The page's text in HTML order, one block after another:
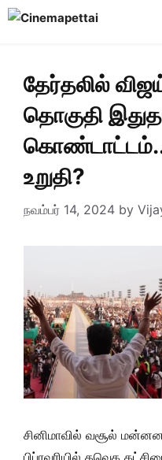
Skip
தேர்தலில்
தொகுதி
உறுதி?
நவம்பர் 14, 2024 by
சினிமாவில் வசூல்
பிப்ரவரியில் தவெக